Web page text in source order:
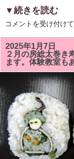
▼続きを読む
3
の
房
総
太
巻
き
教
室
で
は
「満
開
の
桜」
「ド
ラ
コメントを受け付け
2025年1月7日
２月の房総太巻き
ます。体験教室も